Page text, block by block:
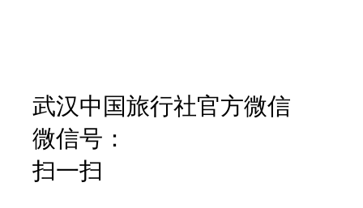
武汉中国旅行社官方微信
微信号：
扫一扫